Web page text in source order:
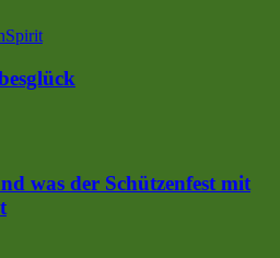
was der Schützenfest mit